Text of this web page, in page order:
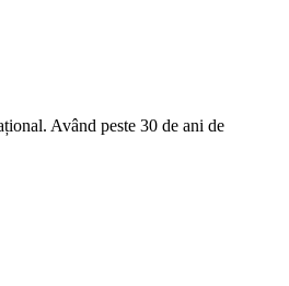
Având peste 30 de ani de